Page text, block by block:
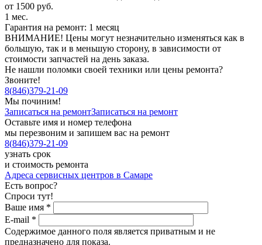
от 1500 руб.
1 мес.
Гарантия на ремонт: 1 месяц
ВНИМАНИЕ! Цены могут незначительно изменяться как в
большую, так и в меньшую сторону, в зависимости от
стоимости запчастей на день заказа.
Не нашли поломки своей техники или цены ремонта?
Звоните!
8(846)379-21-09
Мы починим!
Записаться на ремонтЗаписаться на ремонт
Оставьте имя и номер телефона
мы перезвоним и запишем вас на ремонт
8(846)379-21-09
узнать срок
и стоимость ремонта
Адреса сервисных центров в Самаре
Есть вопрос?
Спроси тут!
Ваше имя *
E-mail *
Содержимое данного поля является приватным и не
предназначено для показа.